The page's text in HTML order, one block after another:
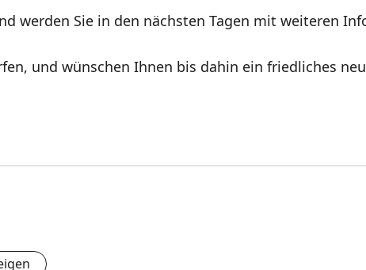
werden Sie in den nächsten Tagen mit weiteren
und wünschen Ihnen bis dahin ein friedliches